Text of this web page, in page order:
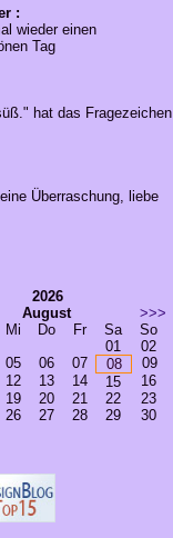
:
wieder einen
Tag
hat das Fragezeichen
Überraschung, liebe
2026
August
>>>
Mi Do Fr Sa
So
01
02
05 06 07 08
09
12 13 14 15
16
19 20 21 22
23
26 27 28 29
30